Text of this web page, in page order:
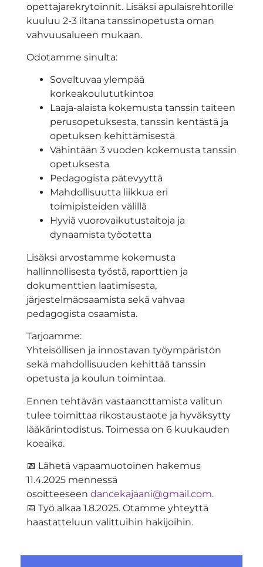
opettajarekrytoinnit. Lisäksi apulaisrehtorille
kuuluu 2-3 iltana tanssinopetusta oman
vahvuusalueen mukaan.
Odotamme sinulta:
Soveltuvaa ylempää
korkeakoulututkintoa
Laaja-alaista kokemusta tanssin taiteen
perusopetuksesta, tanssin kentästä ja
opetuksen kehittämisestä
Vähintään 3 vuoden kokemusta tanssin
opetuksesta
Pedagogista pätevyyttä
Mahdollisuutta liikkua eri
toimipisteiden välillä
Hyviä vuorovaikutustaitoja ja
dynaamista työotetta
Lisäksi arvostamme kokemusta
hallinnollisesta työstä, raporttien ja
dokumenttien laatimisesta,
järjestelmäosaamista sekä vahvaa
pedagogista osaamista.
Tarjoamme:
Yhteisöllisen ja innostavan työympäristön
sekä mahdollisuuden kehittää tanssin
opetusta ja koulun toimintaa.
Ennen tehtävän vastaanottamista valitun
tulee toimittaa rikostaustaote ja hyväksytty
lääkärintodistus. Toimessa on 6 kuukauden
koeaika.
📅 Lähetä vapaamuotoinen hakemus
11.4.2025 mennessä
osoitteeseen dancekajaani@gmail.com.
📅 Työ alkaa 1.8.2025. Otamme yhteyttä
haastatteluun valittuihin hakijoihin.